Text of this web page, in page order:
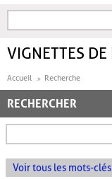
FORMULAIRE DE
VIGNETTES
Accueil Recherche
RECHERCHER
Voir tous les mots-clés